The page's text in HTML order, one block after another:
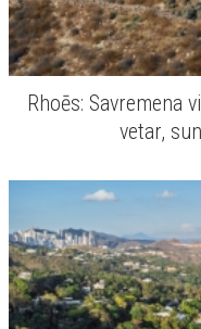
Rhoēs: Savremena
vetar,